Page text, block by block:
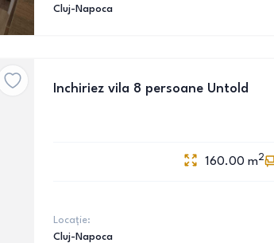
Cluj-Napoca
Inchiriez vila 8 persoane Untold
160.00 m2
Locație:
Cluj-Napoca